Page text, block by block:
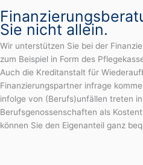
Sie nicht allein.
Wir unterstützen Sie bei der
zum Beispiel in Form des
Auch die Kreditanstalt für
Finanzierungspartner infrage
infolge von (Berufs)unfällen treten
Berufsgenossenschaften als
können Sie den Eigenanteil ganz